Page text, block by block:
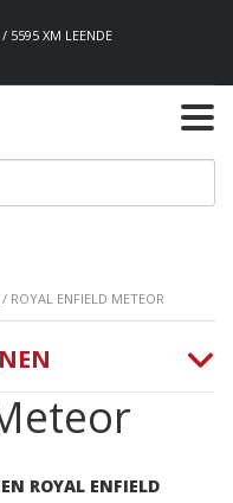
5595 XM LEENDE
/ ROYAL ENFIELD METEOR
ROYAL ENFIELD